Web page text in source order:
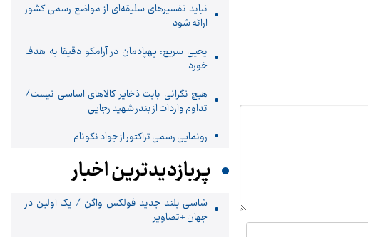
نباید تفسیرهای سلیقه‌ای از مواضع رسمی کشور
ارائه شود
یحیی سریع: پهپادمان در آرامکو دقیقا به هدف
خورد
هیچ نگرانی بابت ذخایر کالاهای اساسی نیست/
تداوم واردات از بندر شهید رجایی
رونمایی رسمی تراکتور از جواد نکونام
پربازدیدترین اخبار
شاسی بلند جدید فولکس واگن / یک اولین در
جهان +تصاویر